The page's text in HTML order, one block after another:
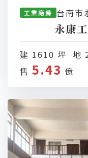
工業廠房 台南市
永康
建 1610 坪 地
售 5.43 億